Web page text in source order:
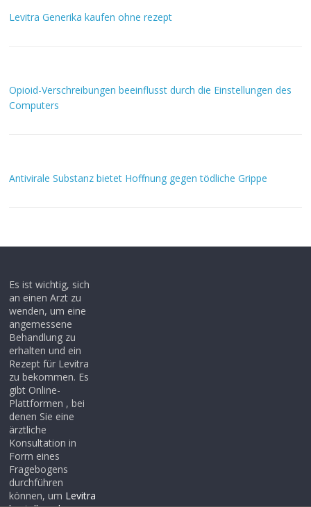
Levitra Generika kaufen ohne rezept
Opioid-Verschreibungen beeinflusst durch die Einstellungen des
Computers
Antivirale Substanz bietet Hoffnung gegen tödliche Grippe
Es ist wichtig, sich
an einen Arzt zu
wenden, um eine
angemessene
Behandlung zu
erhalten und ein
Rezept für Levitra
zu bekommen. Es
gibt Online-
Plattformen , bei
denen Sie eine
ärztliche
Konsultation in
Form eines
Fragebogens
durchführen
können, um Levitra